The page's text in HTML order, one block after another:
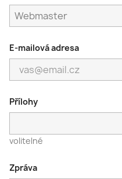
E-mailová adresa
Přílohy
volitelné
Zpráva